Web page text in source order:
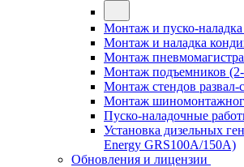
Монтаж и пуско-наладка
Монтаж и наладка
Монтаж
Монтаж подъемников
Монтаж стендов развал-
Монтаж
Пуско-наладочные
Установка дизельных
Energy GRS100A/150A)
Обновления и лицензии